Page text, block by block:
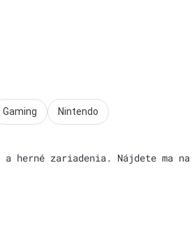
Gaming Nintendo
herné zariadenia. Nájdete ma